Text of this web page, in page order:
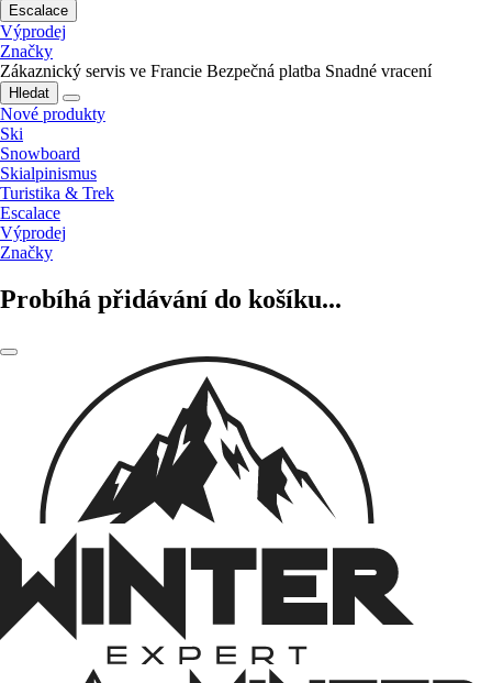
Escalace
Výprodej
Značky
Zákaznický servis ve Francie Bezpečná platba Snadné vracení
Hledat
Nové produkty
Ski
Snowboard
Skialpinismus
Turistika & Trek
Escalace
Výprodej
Značky
Probíhá přidávání do košíku...